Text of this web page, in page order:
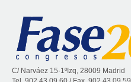
C/ Narváez 15·1ºIzq, 28009 Madrid